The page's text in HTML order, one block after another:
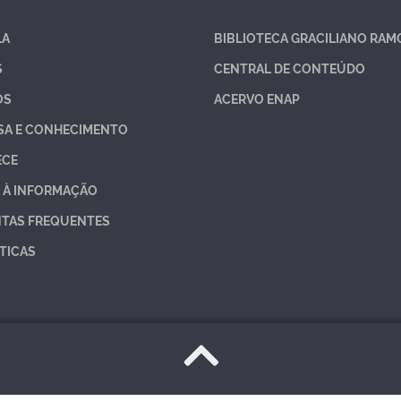
E CONHECIMENTO
INFORMAÇÃO
FREQUENTES
BIBLIOTECA GRACILIANO
CENTRAL DE CONTEÚDO
ACERVO ENAP